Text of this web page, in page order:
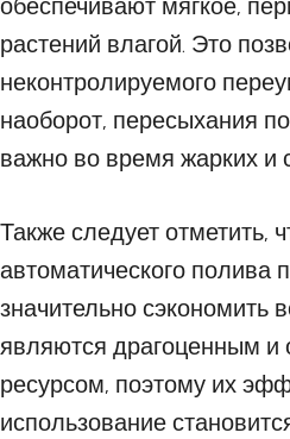
обеспечивают мягкое,
растений влагой. Это
неконтролируемого
наоборот, пересыхания
важно во время жарких и
Также следует отметить,
автоматического полива
значительно сэкономить
являются драгоценным и
ресурсом, поэтому их
использование